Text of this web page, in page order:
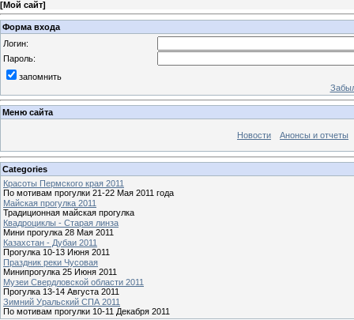
[Мой сайт]
Форма входа
Логин:
Пароль:
запомнить
Меню сайта
Новости Анонсы и отчеты
Categories
Красоты Пермского края 2011
По мотивам прогулки 21-22 Мая 2011 года
Майская прогулка 2011
Традиционная майская прогулка
Квадроциклы - Старая линза
Мини прогулка 28 Мая 2011
Казахстан - Дубаи 2011
Прогулка 10-13 Июня 2011
Праздник реки Чусовая
Минипрогулка 25 Июня 2011
Музеи Свердловской области 2011
Прогулка 13-14 Августа 2011
Зимний Уральский СПА 2011
По мотивам прогулки 10-11 Декабря 2011